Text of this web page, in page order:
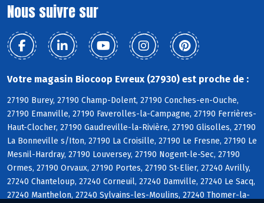
Nous suivre sur
Votre magasin Biocoop Evreux (27930) est proche de :
27190 Burey, 27190 Champ-Dolent, 27190 Conches-en-Ouche,
27190 Emanville, 27190 Faverolles-la-Campagne, 27190 Ferrières-
Haut-Clocher, 27190 Gaudreville-la-Rivière, 27190 Glisolles, 27190
La Bonneville s/Iton, 27190 La Croisille, 27190 Le Fresne, 27190 Le
Mesnil-Hardray, 27190 Louversey, 27190 Nogent-le-Sec, 27190
Ormes, 27190 Orvaux, 27190 Portes, 27190 St-Elier, 27240 Avrilly,
27240 Chanteloup, 27240 Corneuil, 27240 Damville, 27240 Le Sacq,
27240 Manthelon, 27240 Sylvains-les-Moulins, 27240 Thomer-la-